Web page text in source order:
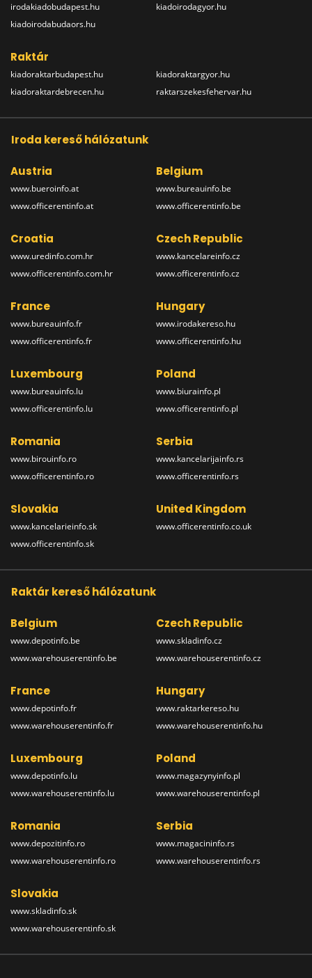
irodakiadobudapest.hu
kiadoirodabudaors.hu
kiadoirodagyor.hu
Raktár
kiadoraktarbudapest.hu
kiadoraktardebrecen.hu
kiadoraktargyor.hu
raktarszekesfehervar.hu
Iroda kereső hálózatunk
Austria
www.bueroinfo.at
www.officerentinfo.at
Belgium
www.bureauinfo.be
www.officerentinfo.be
Croatia
www.uredinfo.com.hr
www.officerentinfo.com.hr
Czech Republic
www.kancelareinfo.cz
www.officerentinfo.cz
France
www.bureauinfo.fr
www.officerentinfo.fr
Hungary
www.irodakereso.hu
www.officerentinfo.hu
Luxembourg
www.bureauinfo.lu
www.officerentinfo.lu
Poland
www.biurainfo.pl
www.officerentinfo.pl
Romania
www.birouinfo.ro
www.officerentinfo.ro
Serbia
www.kancelarijainfo.rs
www.officerentinfo.rs
Slovakia
www.kancelarieinfo.sk
www.officerentinfo.sk
United Kingdom
www.officerentinfo.co.uk
Raktár kereső hálózatunk
Belgium
www.depotinfo.be
www.warehouserentinfo.be
Czech Republic
www.skladinfo.cz
www.warehouserentinfo.cz
France
www.depotinfo.fr
www.warehouserentinfo.fr
Hungary
www.raktarkereso.hu
www.warehouserentinfo.hu
Luxembourg
www.depotinfo.lu
www.warehouserentinfo.lu
Poland
www.magazynyinfo.pl
www.warehouserentinfo.pl
Romania
www.depozitinfo.ro
www.warehouserentinfo.ro
Serbia
www.magacininfo.rs
www.warehouserentinfo.rs
Slovakia
www.skladinfo.sk
www.warehouserentinfo.sk